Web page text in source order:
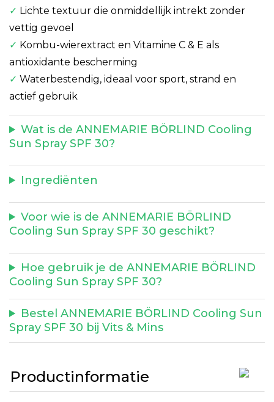
✓ Lichte textuur die onmiddellijk intrekt zonder
vettig gevoel
✓ Kombu-wierextract en Vitamine C & E als
antioxidante bescherming
✓ Waterbestendig, ideaal voor sport, strand en
actief gebruik
Wat is de ANNEMARIE BÖRLIND Cooling
Sun Spray SPF 30?
Ingrediënten
Voor wie is de ANNEMARIE BÖRLIND
Cooling Sun Spray SPF 30 geschikt?
Hoe gebruik je de ANNEMARIE BÖRLIND
Cooling Sun Spray SPF 30?
Bestel ANNEMARIE BÖRLIND Cooling Sun
Spray SPF 30 bij Vits & Mins
Productinformatie